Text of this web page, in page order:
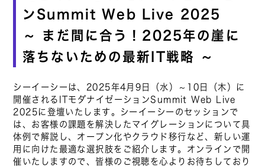
ンSummit Web Live 2025
～ まだ間に合う！2025年の崖に
落ちないための最新IT戦略 ～
シーイーシーは、2025年4月9日（水）～10日（木）に
開催されるITモダナイゼーションSummit Web Live
2025に登壇いたします。シーイーシーのセッションで
は、お客様の課題を解決したマイグレーションについて具
体例で解説し、オープン化やクラウド移行など、新しい運
用に向けた最適な選択肢をご紹介します。オンラインで開
催いたしますので、皆様のご視聴を心よりお待ちしており